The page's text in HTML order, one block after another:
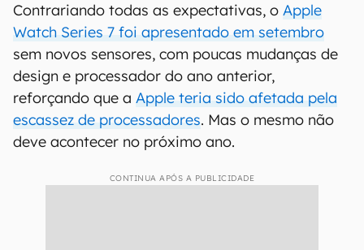
Contrariando todas as expectativas, o Apple
Watch Series 7 foi apresentado em setembro
sem novos sensores, com poucas mudanças de
design e processador do ano anterior,
reforçando que a Apple teria sido afetada pela
escassez de processadores. Mas o mesmo não
deve acontecer no próximo ano.
CONTINUA APÓS A PUBLICIDADE